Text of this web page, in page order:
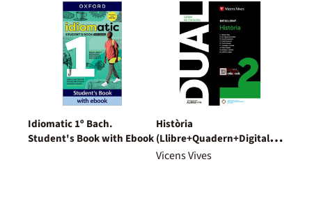
Idiomatic 1º Bach.
Student's Book with Ebook
Història
(Llibre+Quadern+Digital)
Dual
Vicens Vives